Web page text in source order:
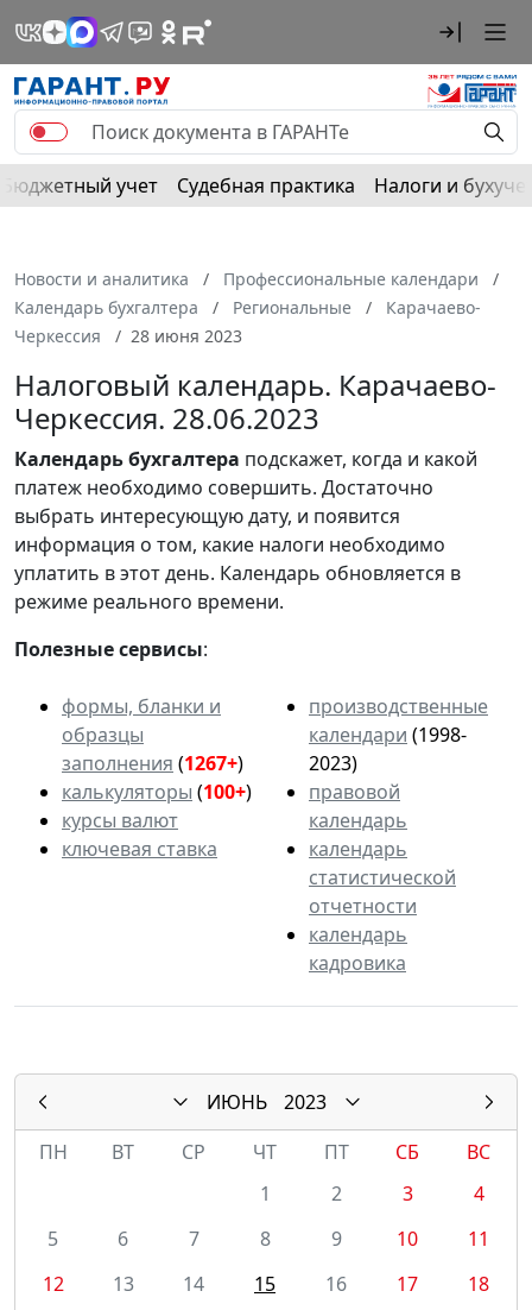
Бюджетный учет Судебная практика Налоги и
Новости и аналитика
Профессиональные календари
Календарь бухгалтера
Региональные
Карачаево-
Черкессия
28 июня 2023
Налоговый календарь. Карачаево-
Черкессия. 28.06.2023
Календарьбухгалтера подскажет, когда и какой
платеж необходимо совершить. Достаточно
выбрать интересующую дату, и появится
информация о том, какие налоги необходимо
уплатить в этот день. Календарь обновляется в
режиме реального времени.
Полезные сервисы:
формы, бланки и
образцы
заполнения (1267+)
калькуляторы (100+)
курсы валют
ключевая ставка
производственные
календари (1998-
2023)
правовой
календарь
календарь
статистической
отчетности
календарь
кадровика
ИЮНЬ
2023
ПН
ВТ СР ЧТ ПТ СБ
ВС
1
2 3
4
5
6 7 8 9 10
11
12
13 14 15 16 17
18